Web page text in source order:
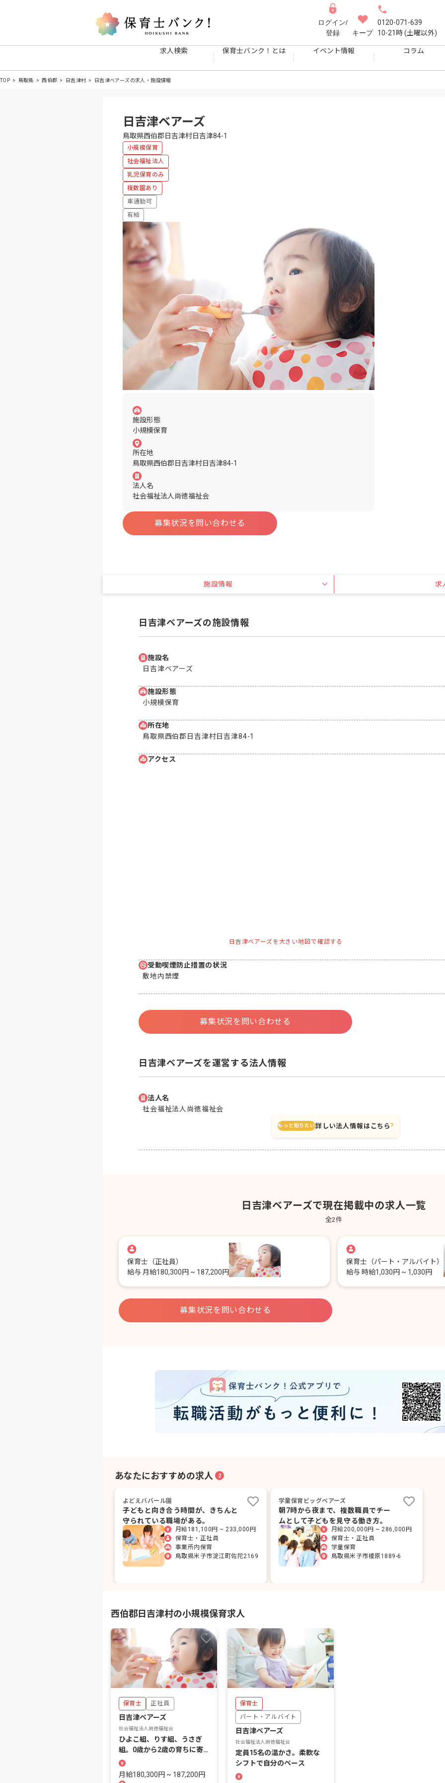
ログイン/
登録
キープ
0120-071-639
10-21時 (土曜以外)
求人検索 保育士バンク！とは イベント情報 コラム
TOP 鳥取県 西伯郡 日吉津村 日吉津ベアーズの求人・施設情報
日吉津ベアーズ
鳥取県西伯郡日吉津村日吉津84-1
小規模保育
社会福祉法人
乳児保育のみ
複数園あり
車通勤可
有給
施設形態
小規模保育
所在地
鳥取県西伯郡日吉津村日吉津84-1
法人名
社会福祉法人尚徳福祉会
募集状況を問い合わせる
施設情報 求
日吉津ベアーズの施設情報
施設名
日吉津ベアーズ
施設形態
小規模保育
所在地
鳥取県西伯郡日吉津村日吉津84-1
アクセス
日吉津ベアーズを大きい地図で確認する
受動喫煙防止措置の状況
敷地内禁煙
募集状況を問い合わせる
日吉津ベアーズを運営する法人情報
法人名
社会福祉法人尚徳福祉会
もっと知りたい詳しい法人情報はこちら
日吉津ベアーズで現在掲載中の求人一覧
全2件
保育士 （正社員）
給与 月給180,300円 ~ 187,200円
保育士 （パート・アルバイト）
給与 時給1,030円 ~ 1,030円
募集状況を問い合わせる
あなたにおすすめの求人 2
よどえババール園
子どもと向き合う時間が、きちんと
守られている職場がある。
月給181,100円 ~ 233,000円
保育士・正社員
事業所内保育
鳥取県米子市淀江町佐陀2169
学童保育ビッグベアーズ
朝7時から夜まで、複数職員でチー
ムとして子どもを見守る働き方。
月給200,000円 ~ 286,000円
保育士・正社員
学童保育
鳥取県米子市榎原1889-6
西伯郡日吉津村の小規模保育求人
保育士 正社員
日吉津ベアーズ
社会福祉法人尚徳福祉会
ひよこ組、りす組、うさぎ
組。0歳から2歳の育ちに寄
り添う小規模保育園です。
月給180,300円 ~ 187,200円
保育士
パート・アルバイト
日吉津ベアーズ
社会福祉法人尚徳福祉会
定員15名の温かさ。柔軟な
シフトで自分のペース